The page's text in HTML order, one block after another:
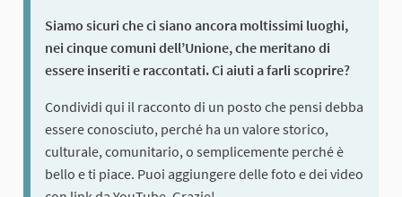
Siamo sicuri che ci siano ancora moltissimi luoghi,
nei cinque comuni dell’Unione, che meritano di
essere inseriti e raccontati. Ci aiuti a farli scoprire?
Condividi qui il racconto di un posto che pensi debba
essere conosciuto, perché ha un valore storico,
culturale, comunitario, o semplicemente perché è
bello e ti piace. Puoi aggiungere delle foto e dei video